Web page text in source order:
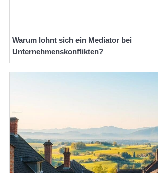
Warum lohnt sich ein Mediator bei
Unternehmenskonflikten?